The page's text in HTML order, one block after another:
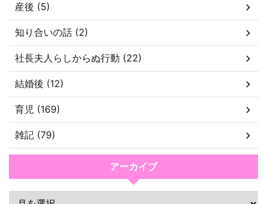
産後 (5)
知り合いの話 (2)
社長夫人らしからぬ行動 (22)
結婚後 (12)
育児 (169)
雑記 (79)
アーカイブ